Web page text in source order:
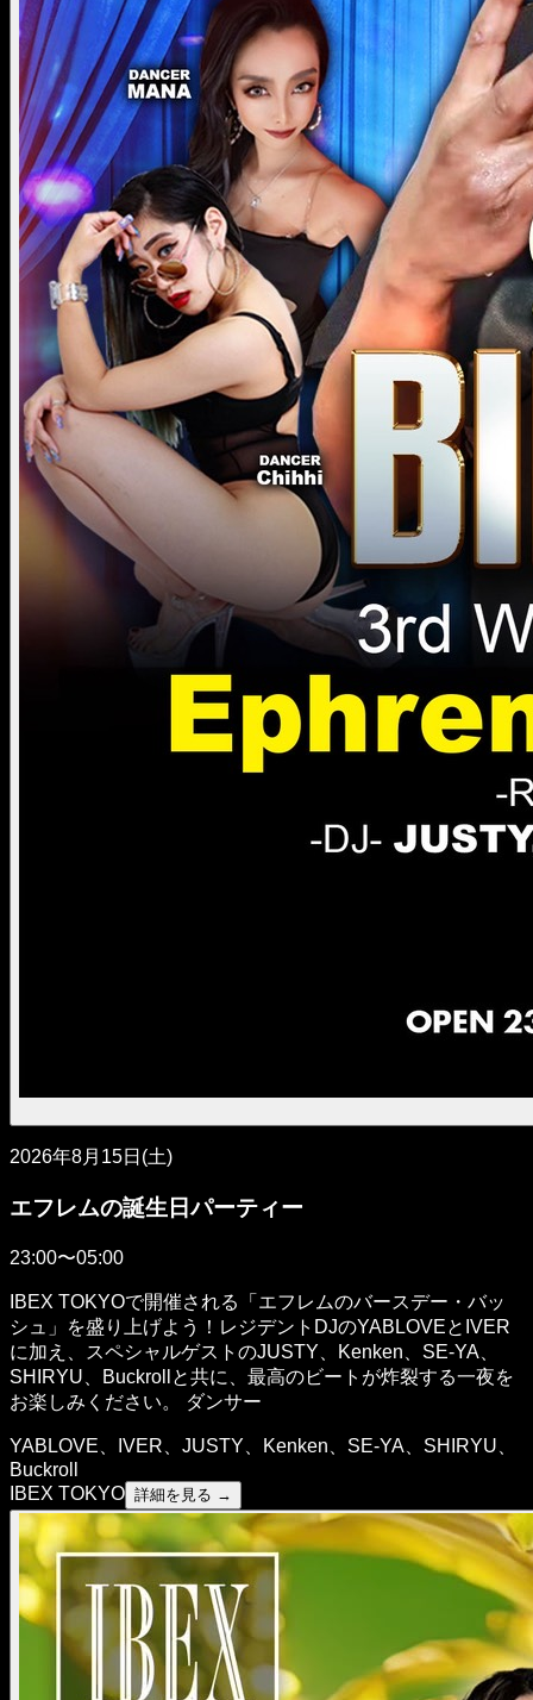
2026年8月15日(土)
エフレムの誕生日パーティー
23:00〜05:00
IBEX TOKYOで開催される「エフレムのバースデー・バッ
シュ」を盛り上げよう！レジデントDJのYABLOVEとIVER
に加え、スペシャルゲストのJUSTY、Kenken、SE-YA、
SHIRYU、Buckrollと共に、最高のビートが炸裂する一夜を
お楽しみください。 ダンサー
YABLOVE、IVER、JUSTY、Kenken、SE-YA、SHIRYU、
Buckroll
IBEX TOKYO 詳細を見る →